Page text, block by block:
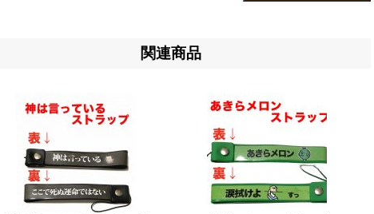
関連商品